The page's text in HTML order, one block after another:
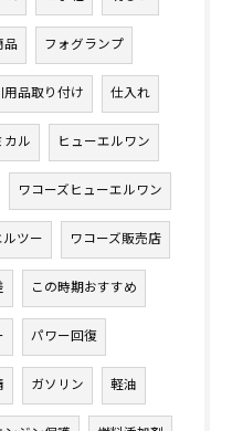
品 フォグランプ
用品取り付け 仕入れ
カル ヒューエルワン
ワコーズヒューエルワン
ツー ワコーズ販売店
この時期おすすめ
パワー回復
ガソリン 軽油